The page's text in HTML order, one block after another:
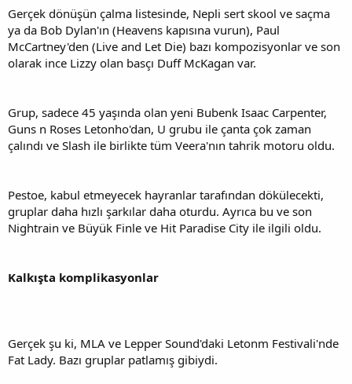
Gerçek dönüşün çalma listesinde, Nepli sert skool ve saçma
ya da Bob Dylan'ın (Heavens kapısına vurun), Paul
McCartney'den (Live and Let Die) bazı kompozisyonlar ve son
olarak ince Lizzy olan basçı Duff McKagan var.
Grup, sadece 45 yaşında olan yeni Bubenk Isaac Carpenter,
Guns n Roses Letonho'dan, U grubu ile çanta çok zaman
çalındı ve Slash ile birlikte tüm Veera'nın tahrik motoru oldu.
Pestoe, kabul etmeyecek hayranlar tarafından dökülecekti,
gruplar daha hızlı şarkılar daha oturdu. Ayrıca bu ve son
Nightrain ve Büyük Finle ve Hit Paradise City ile ilgili oldu.
Kalkışta komplikasyonlar
Gerçek şu ki, MLA ve Lepper Sound'daki Letonm Festivali'nde
Fat Lady. Bazı gruplar patlamış gibiydi.